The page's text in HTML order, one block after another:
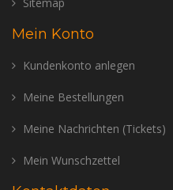
Mein Konto
Kundenkonto anlegen
Meine Bestellungen
Meine Nachrichten (Tickets)
Mein Wunschzettel